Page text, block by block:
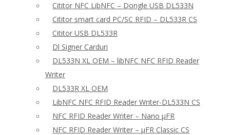
Cititor NFC LibNFC – Dongle USB DL533N
Cititor smart card PC/SC RFID – DL533R CS
Cititor USB DL533R
Dl Signer Carduri
DL533N XL OEM – libNFC NFC RFID Reader
Writer
DL533R XL OEM
LibNFC NFC RFID Reader Writer-DL533N CS
NFC RFID Reader Writer – Nano μFR
NFC RFID Reader Writer – μFR Classic CS